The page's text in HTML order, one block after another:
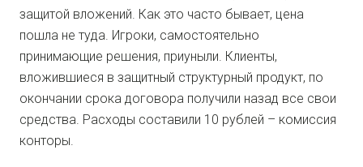
защитой вложений. Как это часто бывает, цена
пошла не туда. Игроки, самостоятельно
принимающие решения, приуныли. Клиенты,
вложившиеся в защитный структурный продукт, по
окончании срока договора получили назад все свои
средства. Расходы составили 10 рублей – комиссия
конторы.